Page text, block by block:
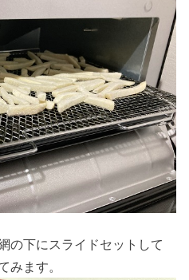
の下にスライドセットして
みます。